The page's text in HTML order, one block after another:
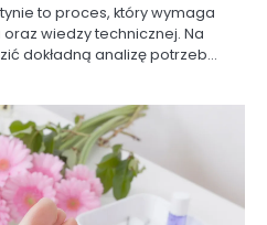
to proces, który wymaga
wiedzy technicznej. Na
dokładną analizę potrzeb…